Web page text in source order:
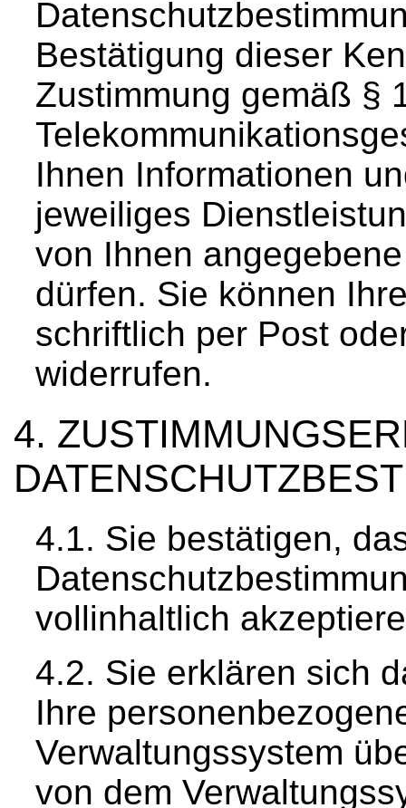
Bestätigung dieser
Zustimmung gemäß §
Ihnen Informationen
jeweiliges
von Ihnen
dürfen. Sie können
schriftlich per Post
widerrufen.
Sie bestätigen,
vollinhaltlich
Sie erklären sich
Ihre
Verwaltungssystem
von dem